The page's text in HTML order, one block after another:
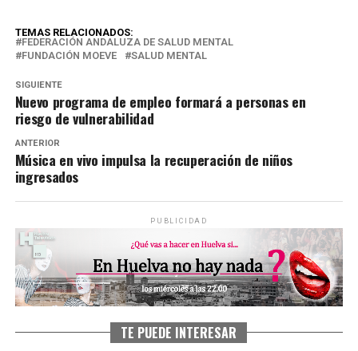
TEMAS RELACIONADOS:
FEDERACIÓN ANDALUZA DE SALUD MENTAL
FUNDACIÓN MOEVE
SALUD MENTAL
SIGUIENTE
Nuevo programa de empleo formará a personas en
riesgo de vulnerabilidad
ANTERIOR
Música en vivo impulsa la recuperación de niños
ingresados
PUBLICIDAD
TE PUEDE INTERESAR